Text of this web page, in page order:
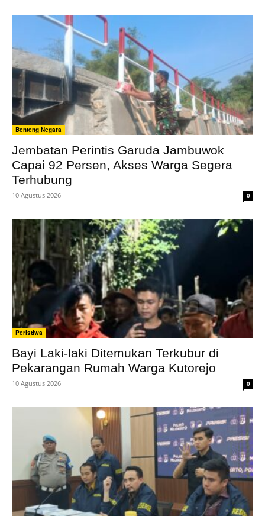
Benteng Negara
Jembatan Perintis Garuda Jambuwok
Capai 92 Persen, Akses Warga Segera
Terhubung
10 Agustus 2026 0
Peristiwa
Bayi Laki-laki Ditemukan Terkubur di
Pekarangan Rumah Warga Kutorejo
10 Agustus 2026 0